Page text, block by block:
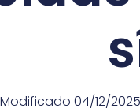
Modificado 04/12/2025